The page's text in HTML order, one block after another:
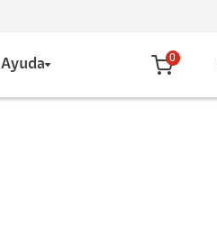
Ayuda 0